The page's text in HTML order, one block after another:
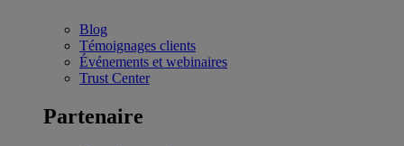
Blog
Témoignages clients
Événements et webinaires
Trust Center
Partenaire